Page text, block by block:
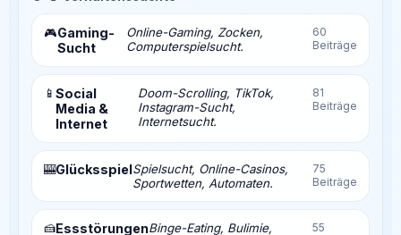
🎮Gaming-
Sucht
Online-Gaming, Zocken,
Computerspielsucht.
60
Beiträge
📱 Social
Media &
Internet
Doom-Scrolling, TikTok,
Instagram-Sucht,
Internetsucht.
81
Beiträge
🎰GlücksspielSpielsucht, Online-Casinos,
Sportwetten, Automaten.
75
Beiträge
🍰EssstörungenBinge-Eating, Bulimie,
55